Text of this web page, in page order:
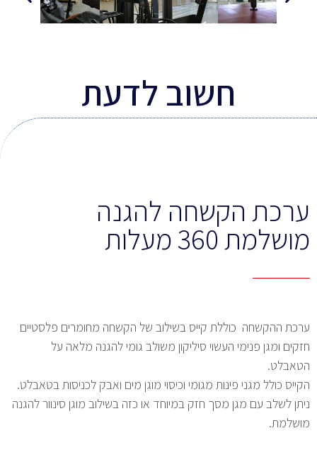
חשוב לדעת
ערכת הקשחה להגנה
מושלמת 360 מעלות
ערכת ההקשחה כוללת קייס בשילוב של הקשחה מחומרים פלסטיים
חזקים ומגן פנימי העשוי סיליקון משולב גומי להגנה מלאה על
הטאבלט.
הקייס כולל מגני פינות מגומי וכיסוי מוגן מים ואבק לכניסות בטאבלט.
ניתן לשלב עם מגן מסך חזק במיוחד או כזה בשילוב מוגן סינוור להגנה
מושלמת.